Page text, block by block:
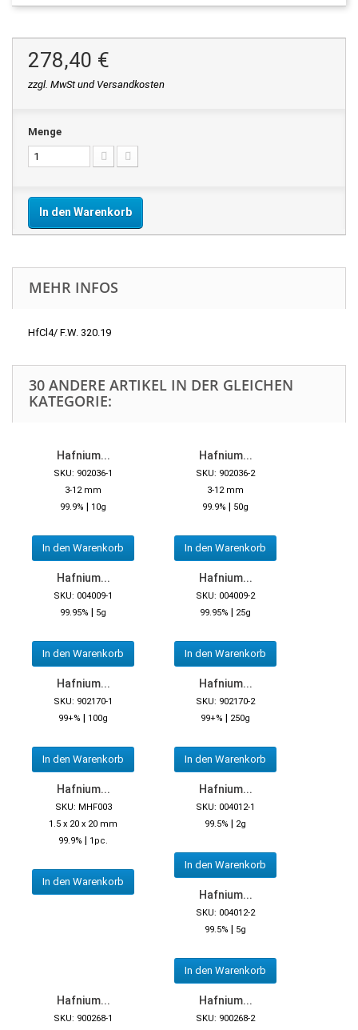
278,40 €
zzgl. MwSt und Versandkosten
Menge
In den Warenkorb
MEHR INFOS
HfCl4/ F.W. 320.19
30 ANDERE ARTIKEL IN DER GLEICHEN
KATEGORIE:
Hafnium...
SKU: 902036-1
3-12 mm
99.9% | 10g
In den Warenkorb
Hafnium...
SKU: 902036-2
3-12 mm
99.9% | 50g
In den Warenkorb
Hafnium...
SKU: 004009-1
99.95% | 5g
In den Warenkorb
Hafnium...
SKU: 004009-2
99.95% | 25g
In den Warenkorb
Hafnium...
SKU: 902170-1
99+% | 100g
In den Warenkorb
Hafnium...
SKU: 902170-2
99+% | 250g
In den Warenkorb
Hafnium...
SKU: MHF003
1.5 x 20 x 20 mm
99.9% | 1pc.
In den Warenkorb
Hafnium...
SKU: 004012-1
99.5% | 2g
In den Warenkorb
Hafnium...
SKU: 004012-2
99.5% | 5g
In den Warenkorb
Hafnium...
SKU: 900268-1
Hafnium...
SKU: 900268-2